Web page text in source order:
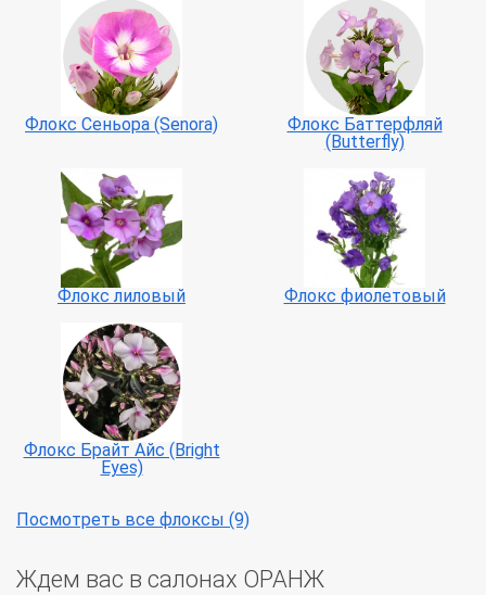
Флокс Сеньора (Senora)
Флокс Баттерфляй
(Butterfly)
Флокс лиловый Флокс фиолетовый
Флокс Брайт Айс (Bright
Eyes)
Посмотреть все флоксы (9)
Ждем вас в салонах ОРАНЖ